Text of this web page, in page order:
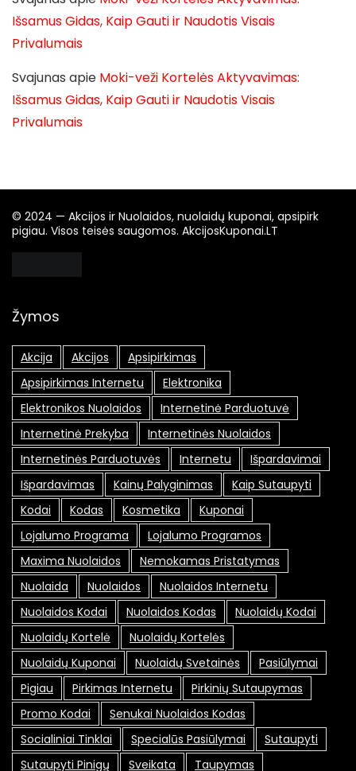
Išsamus Gidas, Kaip Gauti ir Naudotis Visais
Privalumais
Svajunas apie Moki-veži Kortelės Aktyvavimas:
Išsamus Gidas, Kaip Gauti ir Naudotis Visais
Privalumais
© 2024 — Akcijos ir Nuolaidos, nuolaidų kuponai, apsipirk
pigiau. Visos teisės saugomos. AkcijosKuponai.LT
Žymos
Akcija Akcijos
Apsipirkimas
Apsipirkimas Internetu
Elektronika
Elektronikos Nuolaidos
Internetinė Parduotuvė
Internetinė Prekyba
Internetinės Nuolaidos
Internetinės Parduotuvės
Internetu
Išpardavimai
Išpardavimas
Kainų Palyginimas
Kaip Sutaupyti
Kodai
Kodas Kosmetika
Kuponai
Lojalumo Programa
Lojalumo Programos
Maxima Nuolaidos
Nemokamas Pristatymas
Nuolaida
Nuolaidos
Nuolaidos Internetu
Nuolaidos Kodai
Nuolaidos Kodas
Nuolaidų Kodai
Nuolaidų Kortelė
Nuolaidų Kortelės
Nuolaidų Kuponai
Nuolaidų Svetainės
Pasiūlymai
Pigiau
Pirkimas Internetu
Pirkinių Sutaupymas
Promo Kodai
Senukai Nuolaidos Kodas
Socialiniai Tinklai
Specialūs Pasiūlymai
Sutaupyti
Sutaupyti Pinigų
Sveikata Taupymas